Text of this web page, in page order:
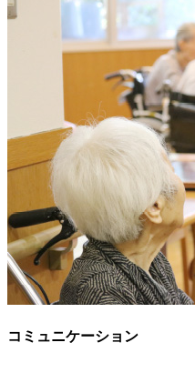
コミュニケーション